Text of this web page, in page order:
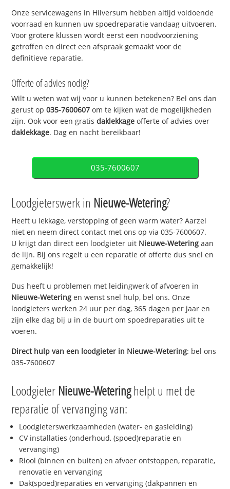
Onze servicewagens in Hilversum hebben altijd voldoende
voorraad en kunnen uw spoedreparatie vandaag uitvoeren.
Voor grotere klussen wordt eerst een noodvoorziening
getroffen en direct een afspraak gemaakt voor de
definitieve reparatie.
Offerte of advies nodig?
Wilt u weten wat wij voor u kunnen betekenen? Bel ons dan
gerust op035-7600607 om te kijken wat de mogelijkheden
zijn. Ook voor een gratisdaklekkage offerte of advies over
daklekkage. Dag en nacht bereikbaar!
035-7600607
Loodgieterswerk in Nieuwe-Wetering?
Heeft u lekkage, verstopping of geen warm water? Aarzel
niet en neem direct contact met ons op via 035-7600607.
U krijgt dan direct een loodgieter uit Nieuwe-Wetering aan
de lijn. Bij ons regelt u een reparatie of offerte dus snel en
gemakkelijk!
Dus heeft u problemen met leidingwerk of afvoeren in
Nieuwe-Wetering en wenst snel hulp, bel ons. Onze
loodgieters werken 24 uur per dag, 365 dagen per jaar en
zijn elke dag bij u in de buurt om spoedreparaties uit te
voeren.
Direct hulp van een loodgieter in Nieuwe-Wetering: bel ons
035-7600607
Loodgieter Nieuwe-Weteringhelpt u met de
reparatie of vervanging van:
Loodgieterswerkzaamheden (water- en gasleiding)
CV installaties (onderhoud, (spoed)reparatie en
vervanging)
Riool (binnen en buiten) en afvoer ontstoppen, reparatie,
renovatie en vervanging
Dak(spoed)reparaties en vervanging (dakpannen en